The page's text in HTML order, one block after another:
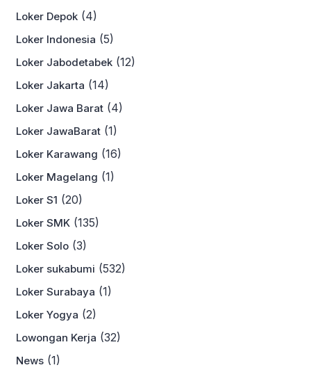
Loker Depok (4)
Loker Indonesia (5)
Loker Jabodetabek (12)
Loker Jakarta (14)
Loker Jawa Barat (4)
Loker JawaBarat (1)
Loker Karawang (16)
Loker Magelang (1)
Loker S1 (20)
Loker SMK (135)
Loker Solo (3)
Loker sukabumi (532)
Loker Surabaya (1)
Loker Yogya (2)
Lowongan Kerja (32)
News (1)